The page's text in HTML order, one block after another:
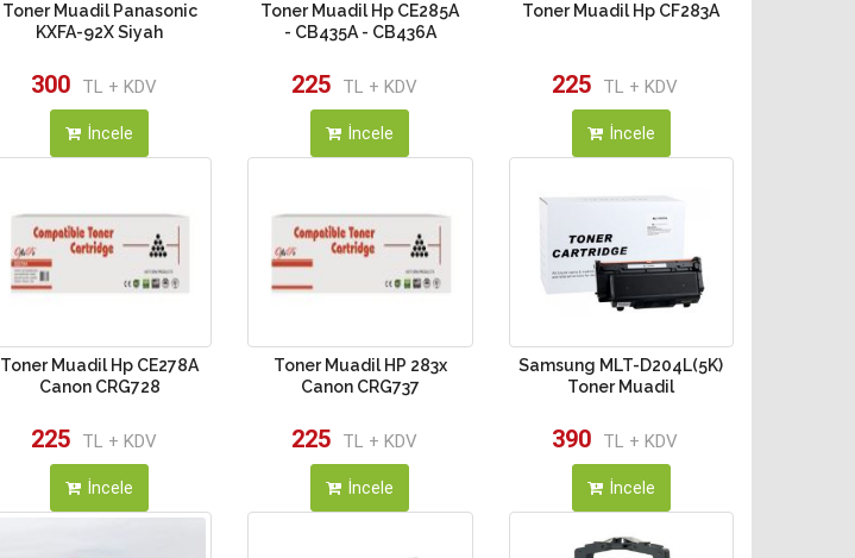
Toner Muadil Panasonic
KXFA-92X Siyah
300 TL + KDV
İncele
Toner Muadil Hp CE285A
- CB435A - CB436A
225 TL + KDV
İncele
Toner Muadil Hp CF283A
225 TL + KDV
İncele
Toner Muadil Hp CE278A
Canon CRG728
225 TL + KDV
İncele
Toner Muadil HP 283x
Canon CRG737
225 TL + KDV
İncele
Samsung MLT-D204L(5K)
Toner Muadil
390 TL + KDV
İncele